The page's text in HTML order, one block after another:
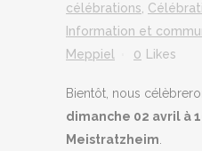
célébrations
Information et
Meppiel
0 Likes
Bientôt, nous
dimanche 02 avril à
Meistratzheim